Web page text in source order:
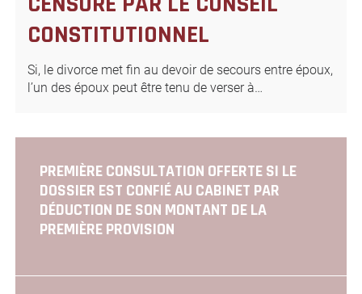
CONSTITUTIONNEL
Si, le divorce met fin au devoir de secours entre époux,
l’un des époux peut être tenu de verser à…
PREMIÈRE CONSULTATION OFFERTE SI LE
DOSSIER EST CONFIÉ AU CABINET PAR
DÉDUCTION DE SON MONTANT DE LA
PREMIÈRE PROVISION